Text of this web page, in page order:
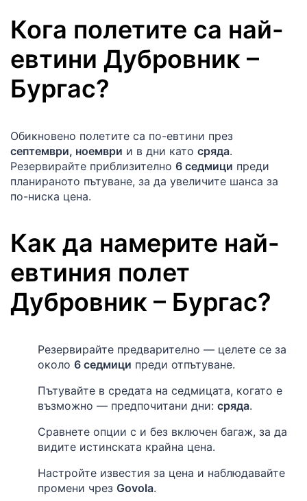
Кога полетите са най-
евтини Дубровник –
Бургас?
Обикновено полетите са по-евтини през
септември, ноември и в дни като сряда.
Резервирайте приблизително 6 седмици преди
планираното пътуване, за да увеличите шанса за
по-ниска цена.
Как да намерите най-
евтиния полет
Дубровник – Бургас?
Резервирайте предварително — целете се за
около 6 седмици преди отпътуване.
Пътувайте в средата на седмицата, когато е
възможно — предпочитани дни: сряда.
Сравнете опции с и без включен багаж, за да
видите истинската крайна цена.
Настройте известия за цена и наблюдавайте
промени чрез Govola.